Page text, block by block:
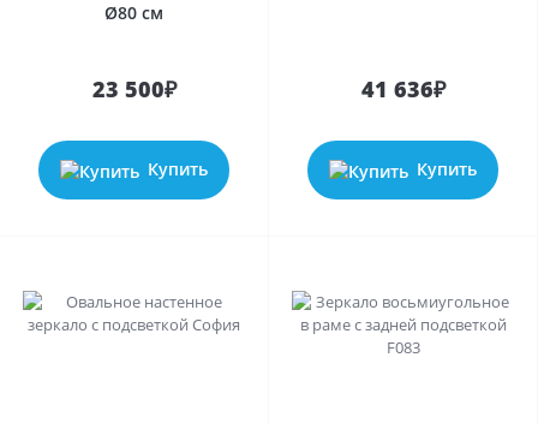
Ø80 см
23 500₽
Купить
41 636₽
Купить